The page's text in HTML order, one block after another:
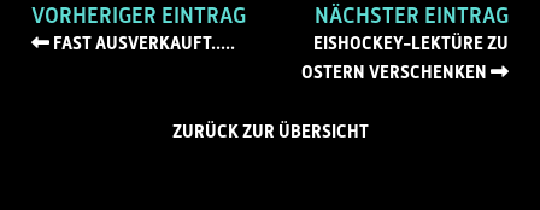
VORHERIGER EINTRAG
FAST AUSVERKAUFT.....
NÄCHSTER EINTRAG
EISHOCKEY-LEKTÜRE ZU
OSTERN VERSCHENKEN
ZURÜCK ZUR ÜBERSICHT